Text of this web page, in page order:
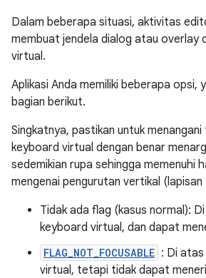
Dalam beberapa situasi, aktivitas
membuat jendela dialog atau overlay
virtual.
Aplikasi Anda memiliki beberapa opsi,
bagian berikut.
Singkatnya, pastikan untuk
keyboard virtual dengan benar
sedemikian rupa sehingga memenuhi
mengenai pengurutan vertikal (lapisan
Tidak ada flag (kasus normal):
keyboard virtual, dan dapat
FLAG_NOT_FOCUSABLE : Di
virtual, tetapi tidak dapat